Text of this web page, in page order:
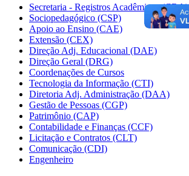
Secretaria - Registros Acadêmicos (CRA)
Sociopedagógico (CSP)
Apoio ao Ensino (CAE)
Extensão (CEX)
Direção Adj. Educacional (DAE)
Direção Geral (DRG)
Coordenações de Cursos
Tecnologia da Informação (CTI)
Diretoria Adj. Administração (DAA)
Gestão de Pessoas (CGP)
Patrimônio (CAP)
Contabilidade e Finanças (CCF)
Licitação e Contratos (CLT)
Comunicação (CDI)
Engenheiro